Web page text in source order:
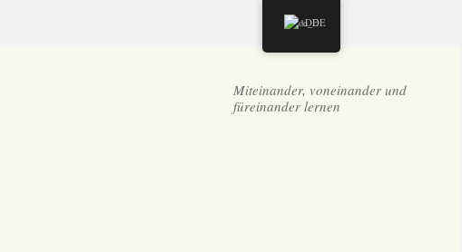
Miteinander, voneinander und
füreinander lernen
DE